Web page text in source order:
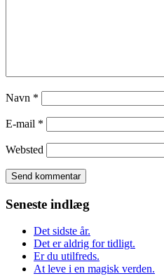
Navn *
E-mail *
Websted
Seneste indlæg
Det sidste år.
Det er aldrig for tidligt.
Er du utilfreds.
At leve i en magisk verden.